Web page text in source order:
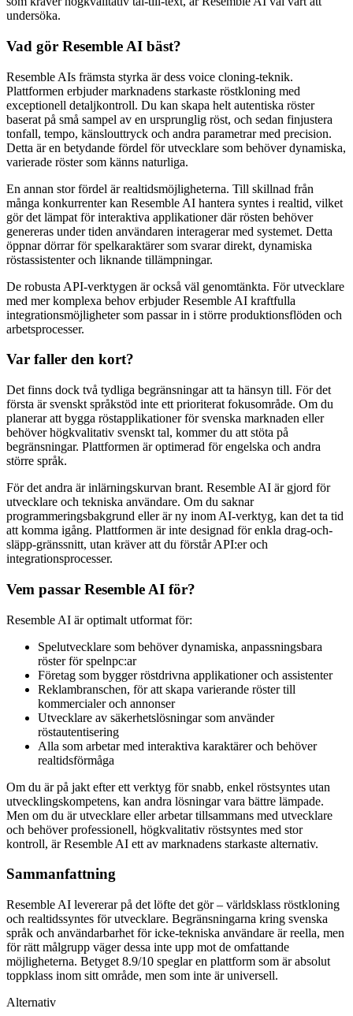
undersöka.
Vad gör Resemble AI bäst?
Resemble AIs främsta styrka är dess voice cloning-teknik.
Plattformen erbjuder marknadens starkaste röstkloning med
exceptionell detaljkontroll. Du kan skapa helt autentiska röster
baserat på små sampel av en ursprunglig röst, och sedan finjustera
tonfall, tempo, känslouttryck och andra parametrar med precision.
Detta är en betydande fördel för utvecklare som behöver dynamiska,
varierade röster som känns naturliga.
En annan stor fördel är realtidsmöjligheterna. Till skillnad från
många konkurrenter kan Resemble AI hantera syntes i realtid, vilket
gör det lämpat för interaktiva applikationer där rösten behöver
genereras under tiden användaren interagerar med systemet. Detta
öppnar dörrar för spelkaraktärer som svarar direkt, dynamiska
röstassistenter och liknande tillämpningar.
De robusta API-verktygen är också väl genomtänkta. För utvecklare
med mer komplexa behov erbjuder Resemble AI kraftfulla
integrationsmöjligheter som passar in i större produktionsflöden och
arbetsprocesser.
Var faller den kort?
Det finns dock två tydliga begränsningar att ta hänsyn till. För det
första är svenskt språkstöd inte ett prioriterat fokusområde. Om du
planerar att bygga röstapplikationer för svenska marknaden eller
behöver högkvalitativ svenskt tal, kommer du att stöta på
begränsningar. Plattformen är optimerad för engelska och andra
större språk.
För det andra är inlärningskurvan brant. Resemble AI är gjord för
utvecklare och tekniska användare. Om du saknar
programmeringsbakgrund eller är ny inom AI-verktyg, kan det ta tid
att komma igång. Plattformen är inte designad för enkla drag-och-
släpp-gränssnitt, utan kräver att du förstår API:er och
integrationsprocesser.
Vem passar Resemble AI för?
Resemble AI är optimalt utformat för:
Spelutvecklare som behöver dynamiska, anpassningsbara
röster för spelnpc:ar
Företag som bygger röstdrivna applikationer och assistenter
Reklambranschen, för att skapa varierande röster till
kommercialer och annonser
Utvecklare av säkerhetslösningar som använder
röstautentisering
Alla som arbetar med interaktiva karaktärer och behöver
realtidsförmåga
Om du är på jakt efter ett verktyg för snabb, enkel röstsyntes utan
utvecklingskompetens, kan andra lösningar vara bättre lämpade.
Men om du är utvecklare eller arbetar tillsammans med utvecklare
och behöver professionell, högkvalitativ röstsyntes med stor
kontroll, är Resemble AI ett av marknadens starkaste alternativ.
Sammanfattning
Resemble AI levererar på det löfte det gör – världsklass röstkloning
och realtidssyntes för utvecklare. Begränsningarna kring svenska
språk och användarbarhet för icke-tekniska användare är reella, men
för rätt målgrupp väger dessa inte upp mot de omfattande
möjligheterna. Betyget 8.9/10 speglar en plattform som är absolut
toppklass inom sitt område, men som inte är universell.
Alternativ